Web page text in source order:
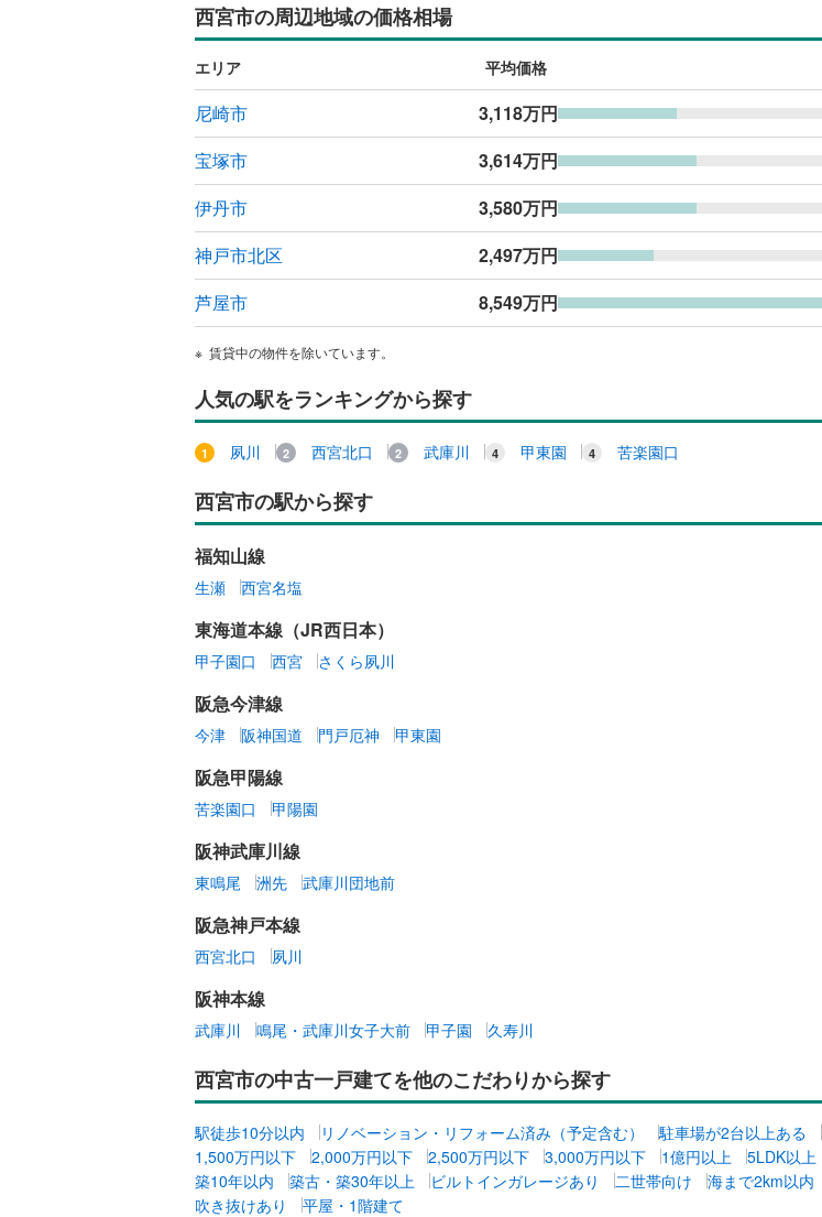
西宮市の周辺地域の価格相場
エリア 平均価格
尼崎市 3,118万円
宝塚市 3,614万円
伊丹市 3,580万円
神戸市北区 2,497万円
芦屋市 8,549万円
賃貸中の物件を除いています。
人気の駅をランキングから探す
夙川 西宮北口 武庫川 甲東園 苦楽園口
西宮市の駅から探す
福知山線
生瀬 西宮名塩
東海道本線（JR西日本）
甲子園口 西宮 さくら夙川
阪急今津線
今津 阪神国道 門戸厄神 甲東園
阪急甲陽線
苦楽園口 甲陽園
阪神武庫川線
東鳴尾 洲先 武庫川団地前
阪急神戸本線
西宮北口 夙川
阪神本線
武庫川 鳴尾・武庫川女子大前 甲子園 久寿川
西宮市の中古一戸建てを他のこだわりから探す
駅徒歩10分以内 リノベーション・リフォーム済み（予定含む） 駐車場が2台以上ある
1,500万円以下
2,000万円以下 2,500万円以下 3,000万円以下 1億円以上 5LDK以上
築10年以内
築古・築30年以上 ビルトインガレージあり 二世帯向け 海まで2km以内
吹き抜けあり
平屋・1階建て
ウッドデッキあり
構造・規模・施工・品質・工法関連
耐震、免震、制震構造
オンライン対応
オンライン内見(相談)可（0）
オンライン対応とは？